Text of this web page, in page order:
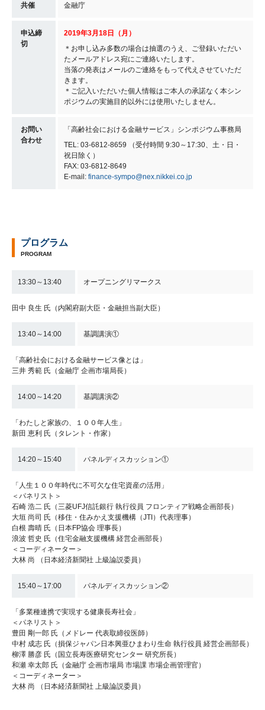
共催 金融庁
申込締
切
2019年3月18日（月）
＊お申し込み多数の場合は抽選のうえ、ご登録いただい
たメールアドレス宛にご連絡いたします。
当落の発表はメールのご連絡をもって代えさせていただ
きます。
＊ご記入いただいた個人情報はご本人の承諾なく本シン
ポジウムの実施目的以外には使用いたしません。
お問い
合わせ
「高齢社会における金融サービス」シンポジウム事務局
TEL: 03-6812-8659 （受付時間 9:30～17:30、土・日・
祝日除く）
FAX: 03-6812-8649
E-mail: finance-sympo@nex.nikkei.co.jp
プログラム
PROGRAM
13:30～13:40 オープニングリマークス
田中 良生 氏（内閣府副大臣・金融担当副大臣）
13:40～14:00 基調講演①
「高齢社会における金融サービス像とは」
三井 秀範 氏（金融庁 企画市場局長）
14:00～14:20 基調講演②
「わたしと家族の、１００年人生」
新田 恵利 氏（タレント・作家）
14:20～15:40 パネルディスカッション①
「人生１００年時代に不可欠な住宅資産の活用」
＜パネリスト＞
石崎 浩二 氏（三菱UFJ信託銀行 執行役員 フロンティア戦略企画部長）
大垣 尚司 氏（移住・住みかえ支援機構（JTI）代表理事）
白根 壽晴 氏（日本FP協会 理事長）
浪波 哲史 氏（住宅金融支援機構 経営企画部長）
＜コーディネーター＞
大林 尚 （日本経済新聞社 上級論説委員）
15:40～17:00 パネルディスカッション②
「多業種連携で実現する健康長寿社会」
＜パネリスト＞
豊田 剛一郎 氏（メドレー 代表取締役医師）
中村 成志 氏（損保ジャパン日本興亜ひまわり生命 執行役員 経営企画部長）
柳澤 勝彦 氏（国立長寿医療研究センター 研究所長）
和瀬 幸太郎 氏（金融庁 企画市場局 市場課 市場企画管理官）
＜コーディネーター＞
大林 尚 （日本経済新聞社 上級論説委員）